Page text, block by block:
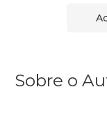
Sobre o